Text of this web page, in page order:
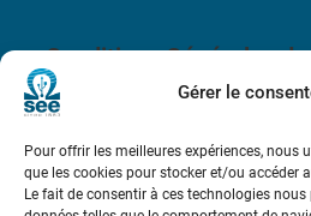
Gérer le
Pour offrir les meilleures expériences, nous
que les cookies pour stocker et/ou accéder
Le fait de consentir à ces technologies
Conditions Générales
Contact